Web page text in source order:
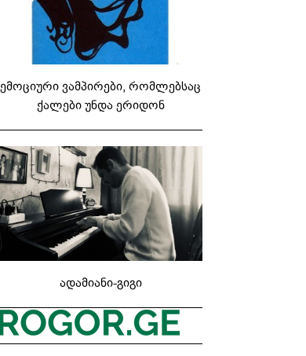
ემოციური ვამპირები, რომლებსაც
ქალები უნდა ერიდონ
ადამიანი-გიგი